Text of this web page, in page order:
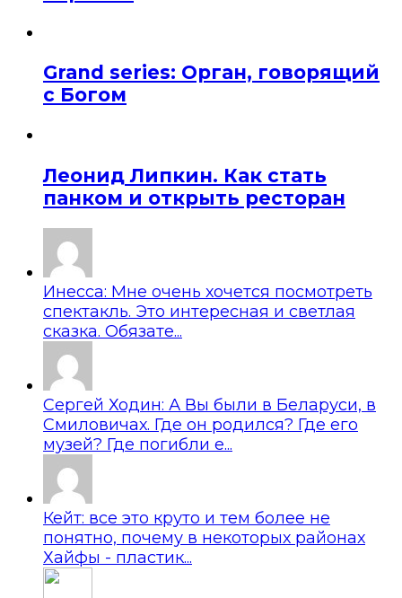
Grand series: Орган, говорящий
с Богом
Леонид Липкин. Как стать
панком и открыть ресторан
Инесса: Мне очень хочется посмотреть
спектакль. Это интересная и светлая
сказка. Обязате...
Сергей Ходин: А Вы были в Беларуси, в
Смиловичах. Где он родился? Где его
музей? Где погибли е...
Кейт: все это круто и тем более не
понятно, почему в некоторых районах
Хайфы - пластик...